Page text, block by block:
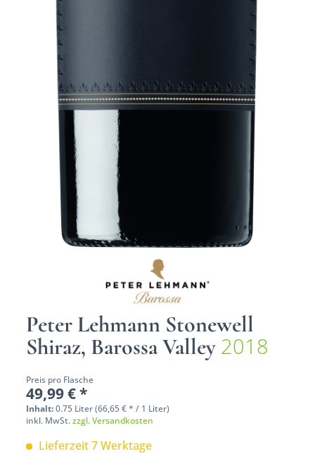
Peter Lehmann Stonewell
Shiraz, Barossa Valley 2018
Preis pro Flasche
49,99 € *
Inhalt:0.75 Liter (66,65 € * / 1 Liter)
inkl. MwSt.zzgl. Versandkosten
Lieferzeit 7 Werktage